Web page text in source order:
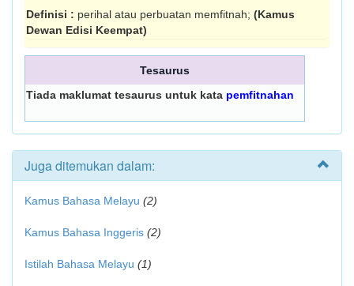
Definisi : perihal atau perbuatan memfitnah; (Kamus
Dewan Edisi Keempat)
Tesaurus
Tiada maklumat tesaurus untuk kata pemfitnahan
Juga ditemukan dalam:
Kamus Bahasa Melayu (2)
Kamus Bahasa Inggeris (2)
Istilah Bahasa Melayu (1)